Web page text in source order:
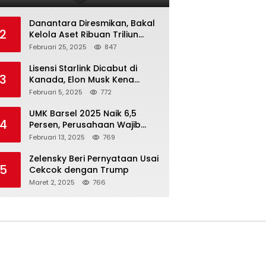
2
Danantara Diresmikan, Bakal
Kelola Aset Ribuan Triliun
Rupiah dari 7 BUMN
Februari 25, 2025 847
3
Lisensi Starlink Dicabut di
Kanada, Elon Musk Kena
Imbas ‘Perang Dagang’
Februari 5, 2025 772
4
UMK Barsel 2025 Naik 6,5
Persen, Perusahaan Wajib
Taat
Februari 13, 2025 769
5
Zelensky Beri Pernyataan Usai
Cekcok dengan Trump
Maret 2, 2025 766